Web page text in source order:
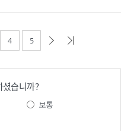
4 5
습니까?
보통